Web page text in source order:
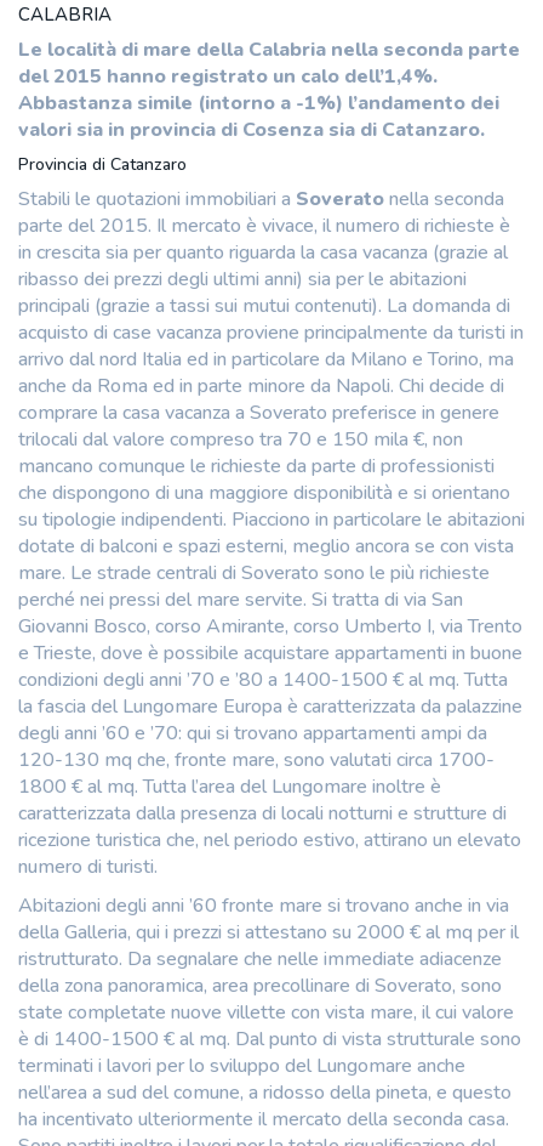
CALABRIA
Le località di mare della Calabria nella seconda parte
del 2015 hanno registrato un calo dell’1,4%.
Abbastanza simile (intorno a -1%) l’andamento dei
valori sia in provincia di Cosenza sia di Catanzaro.
Provincia di Catanzaro
Stabili le quotazioni immobiliari a Soveratonella seconda
parte del 2015. Il mercato è vivace, il numero di richieste è
in crescita sia per quanto riguarda la casa vacanza (grazie al
ribasso dei prezzi degli ultimi anni) sia per le abitazioni
principali (grazie a tassi sui mutui contenuti). La domanda di
acquisto di case vacanza proviene principalmente da turisti in
arrivo dal nord Italia ed in particolare da Milano e Torino, ma
anche da Roma ed in parte minore da Napoli. Chi decide di
comprare la casa vacanza a Soverato preferisce in genere
trilocali dal valore compreso tra 70 e 150 mila €, non
mancano comunque le richieste da parte di professionisti
che dispongono di una maggiore disponibilità e si orientano
su tipologie indipendenti. Piacciono in particolare le abitazioni
dotate di balconi e spazi esterni, meglio ancora se con vista
mare. Le strade centrali di Soverato sono le più richieste
perché nei pressi del mare servite. Si tratta di via San
Giovanni Bosco, corso Amirante, corso Umberto I, via Trento
e Trieste, dove è possibile acquistare appartamenti in buone
condizioni degli anni ’70 e ’80 a 1400-1500 € al mq. Tutta
la fascia del Lungomare Europa è caratterizzata da palazzine
degli anni ’60 e ’70: qui si trovano appartamenti ampi da
120-130 mq che, fronte mare, sono valutati circa 1700-
1800 € al mq. Tutta l’area del Lungomare inoltre è
caratterizzata dalla presenza di locali notturni e strutture di
ricezione turistica che, nel periodo estivo, attirano un elevato
numero di turisti.
Abitazioni degli anni ’60 fronte mare si trovano anche in via
della Galleria, qui i prezzi si attestano su 2000 € al mq per il
ristrutturato. Da segnalare che nelle immediate adiacenze
della zona panoramica, area precollinare di Soverato, sono
state completate nuove villette con vista mare, il cui valore
è di 1400-1500 € al mq. Dal punto di vista strutturale sono
terminati i lavori per lo sviluppo del Lungomare anche
nell’area a sud del comune, a ridosso della pineta, e questo
ha incentivato ulteriormente il mercato della seconda casa.